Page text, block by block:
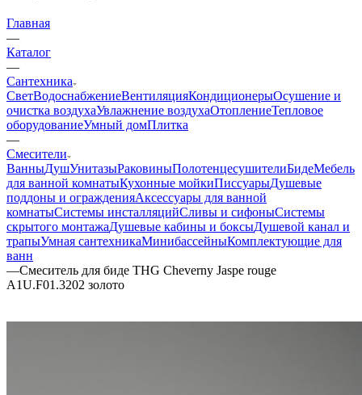
Главная
—
Каталог
—
Сантехника
СветВодоснабжениеВентиляцияКондиционерыОсушение и
очистка воздухаУвлажнение воздухаОтоплениеТепловое
оборудованиеУмный домПлитка
—
Смесители
ВанныДушУнитазыРаковиныПолотенцесушителиБидеМебель
для ванной комнатыКухонные мойкиПиссуарыДушевые
поддоны и огражденияАксессуары для ванной
комнатыСистемы инсталляцийСливы и сифоныСистемы
скрытого монтажаДушевые кабины и боксыДушевой канал и
трапыУмная сантехникаМинибассейныКомплектующие для
ванн
—Смеситель для биде THG Cheverny Jaspe rouge
A1U.F01.3202 золото